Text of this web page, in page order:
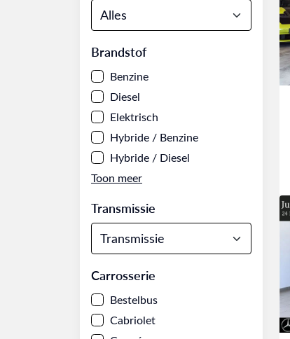
Brandstof
Benzine
Diesel
Elektrisch
Hybride / Benzine
Hybride / Diesel
Transmissie
Carrosserie
Bestelbus
Cabriolet